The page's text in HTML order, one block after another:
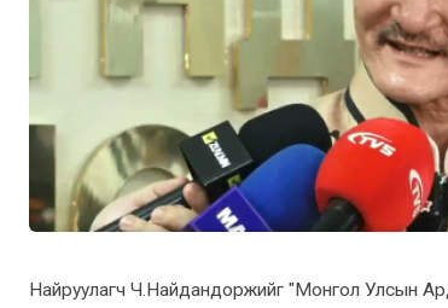
Найруулагч Ч.Найдандоржийг "Монгол Улсын